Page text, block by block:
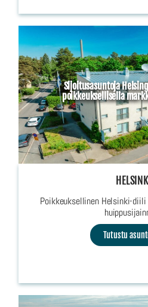
Sijoitusasuntoja
poikkeuksellisella
HELSINKI
Poikkeuksellinen Helsinki-
Tutustu